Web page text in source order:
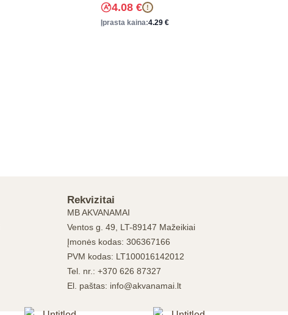
4.08 € !
Įprasta kaina:4.29 €
Rekvizitai
MB AKVANAMAI
Ventos g. 49, LT-89147 Mažeikiai
Įmonės kodas: 306367166
PVM kodas: LT100016142012
Tel. nr.: +370 626 87327
El. paštas: info@akvanamai.lt